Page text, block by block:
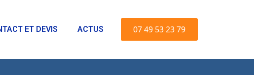
ET DEVIS ACTUS 07 49 53 23 79